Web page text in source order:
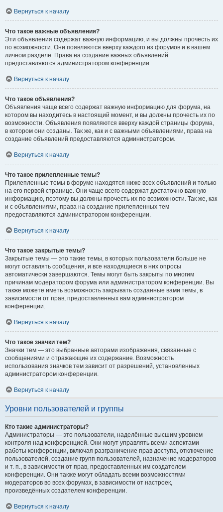
Вернуться к началу
Что такое важные объявления?
Эти объявления содержат важную информацию, и вы должны прочесть их
по возможности. Они появляются вверху каждого из форумов и в вашем
личном разделе. Права на создание важных объявлений
предоставляются администратором конференции.
Вернуться к началу
Что такое объявления?
Объявления чаще всего содержат важную информацию для форума, на
котором вы находитесь в настоящий момент, и вы должны прочесть их по
возможности. Объявления появляются вверху каждой страницы форума,
в котором они созданы. Так же, как и с важными объявлениями, права на
создание объявлений предоставляются администратором.
Вернуться к началу
Что такое прилепленные темы?
Прилепленные темы в форуме находятся ниже всех объявлений и только
на его первой странице. Они чаще всего содержат достаточно важную
информацию, поэтому вы должны прочесть их по возможности. Так же, как
и с объявлениями, права на создание прилепленных тем
предоставляются администратором конференции.
Вернуться к началу
Что такое закрытые темы?
Закрытые темы — это такие темы, в которых пользователи больше не
могут оставлять сообщения, и все находящиеся в них опросы
автоматически завершаются. Темы могут быть закрыты по многим
причинам модератором форума или администратором конференции. Вы
также можете иметь возможность закрывать созданные вами темы, в
зависимости от прав, предоставленных вам администратором
конференции.
Вернуться к началу
Что такое значки тем?
Значки тем — это выбранные авторами изображения, связанные с
сообщениями и отражающие их содержание. Возможность
использования значков тем зависит от разрешений, установленных
администратором конференции.
Вернуться к началу
Уровни пользователей и группы
Кто такие администраторы?
Администраторы — это пользователи, наделённые высшим уровнем
контроля над конференцией. Они могут управлять всеми аспектами
работы конференции, включая разграничение прав доступа, отключение
пользователей, создание групп пользователей, назначение модераторов
и т. п., в зависимости от прав, предоставленных им создателем
конференции. Они также могут обладать всеми возможностями
модераторов во всех форумах, в зависимости от настроек,
произведённых создателем конференции.
Вернуться к началу